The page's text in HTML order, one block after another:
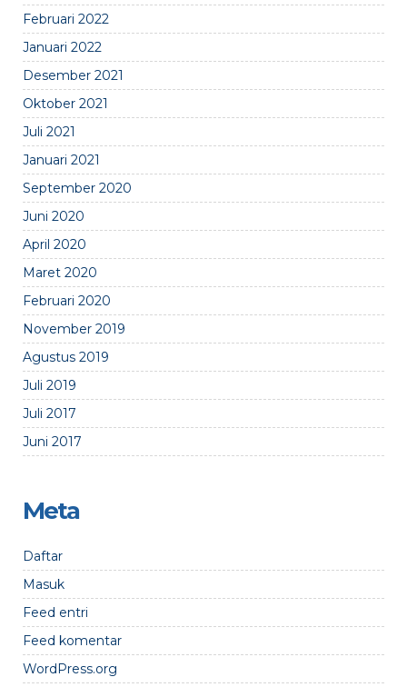
Februari 2022
Januari 2022
Desember 2021
Oktober 2021
Juli 2021
Januari 2021
September 2020
Juni 2020
April 2020
Maret 2020
Februari 2020
November 2019
Agustus 2019
Juli 2019
Juli 2017
Juni 2017
Meta
Daftar
Masuk
Feed entri
Feed komentar
WordPress.org